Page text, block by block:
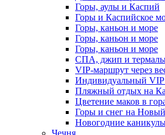
Горы, аулы и Каспий
Горы и Каспийское
Горы, каньон и море
Горы, каньон и море
Горы, каньон и море
СПА, джип и
VIP-маршрут через
Индивидуальный VIP
Пляжный отдых на
Цветение маков в
Горы и снег на
Новогодние
Чечня